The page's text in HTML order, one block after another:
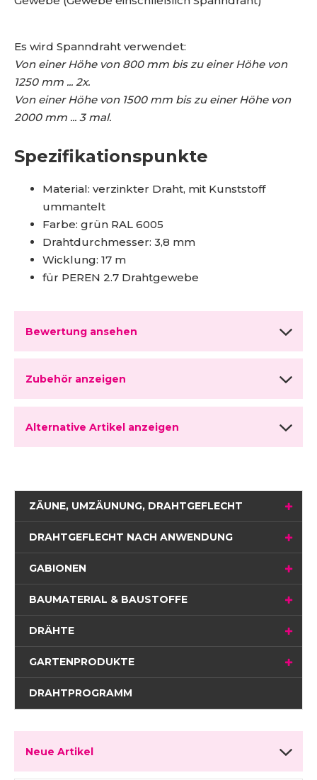
Es wird Spanndraht verwendet:
Von einer Höhe von 800 mm bis zu einer Höhe von
1250 mm ... 2x.
Von einer Höhe von 1500 mm bis zu einer Höhe von
2000 mm ... 3 mal.
Spezifikationspunkte
Material: verzinkter Draht, mit Kunststoff
ummantelt
Farbe: grün RAL 6005
Drahtdurchmesser: 3,8 mm
Wicklung: 17 m
für PEREN 2.7 Drahtgewebe
Bewertung ansehen
Zubehör anzeigen
Alternative Artikel anzeigen
ZÄUNE, UMZÄUNUNG, DRAHTGEFLECHT
DRAHTGEFLECHT NACH ANWENDUNG
GABIONEN
BAUMATERIAL & BAUSTOFFE
DRÄHTE
GARTENPRODUKTE
DRAHTPROGRAMM
Neue Artikel